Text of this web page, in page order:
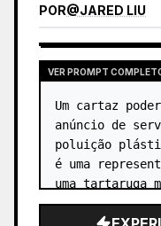
POR@JARED LIU
VER PROMPT
Um cartaz
anúncio de
poluição
é uma
uma tartaruga
de sacolas e
de água. …